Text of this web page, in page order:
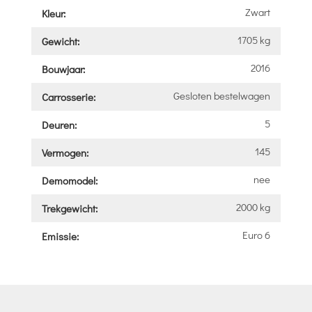
Kleur: Zwart
Gewicht: 1705 kg
Bouwjaar: 2016
Carrosserie: Gesloten bestelwagen
Deuren: 5
Vermogen: 145
Demomodel: nee
Trekgewicht: 2000 kg
Emissie: Euro 6